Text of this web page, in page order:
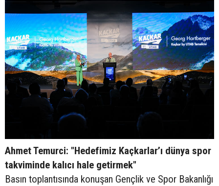
Ahmet Temurci: "Hedefimiz Kaçkarlar’ı dünya spor
takviminde kalıcı hale getirmek"
Basın toplantısında konuşan Gençlik ve Spor Bakanlığı